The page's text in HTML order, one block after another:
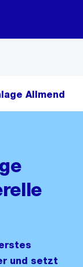
Allmend
und setzt